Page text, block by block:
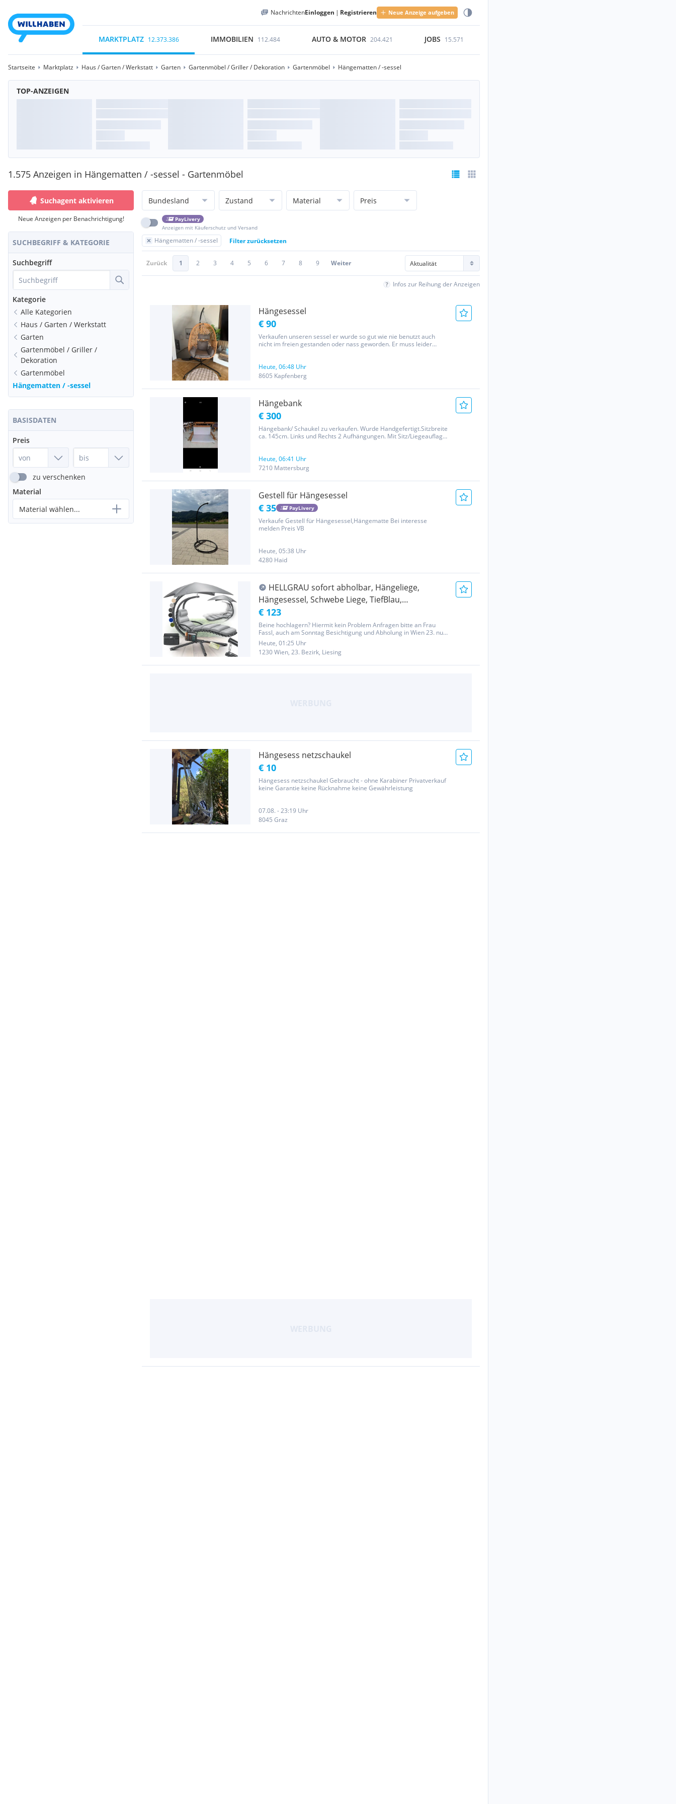
NachrichtenEinloggen | Registrieren Neue Anzeige aufgeben
MARKTPLATZ 12.373.386 IMMOBILIEN 112.484 AUTO & MOTOR 204.421 JOBS 15.571
Startseite Marktplatz Haus / Garten / Werkstatt Garten Gartenmöbel / Griller / Dekoration Gartenmöbel Hängematten / -sessel
TOP-ANZEIGEN
1.575 Anzeigen in Hängematten / -sessel - Gartenmöbel
Suchagent aktivieren
Neue Anzeigen per Benachrichtigung!
SUCHBEGRIFF & KATEGORIE
Suchbegriff
Kategorie
Alle Kategorien
Haus / Garten / Werkstatt
Garten
Gartenmöbel / Griller /
Dekoration
Gartenmöbel
Hängematten / -sessel
BASISDATEN
Preis
zu verschenken
Material
Material wählen...
Bundesland Zustand Material Preis
PayLivery
Anzeigen mit Käuferschutz und Versand
Hängematten / -sessel Filter zurücksetzen
Zurück 1 2 3 4 5 6 7 8 9 Weiter
Infos zur Reihung der Anzeigen
Hängesessel
€ 90
Verkaufen unseren sessel er wurde so gut wie nie benutzt auch
nicht im freien gestanden oder nass geworden. Er muss leider
Heute, 06:48 Uhr
8605 Kapfenberg
Hängebank
€ 300
Hängebank/ Schaukel zu verkaufen. Wurde Handgefertigt.Sitzbreite
ca. 145cm. Links und Rechts 2 Aufhängungen. Mit Sitz/Liegeauflage,
Heute, 06:41 Uhr
7210 Mattersburg
Gestell für Hängesessel
€ 35 PayLivery
Verkaufe Gestell für Hängesessel,Hängematte Bei interesse
melden Preis VB
Heute, 05:38 Uhr
4280 Haid
HELLGRAU sofort abholbar, Hängeliege,
Hängesessel, Schwebe Liege, TiefBlau,
Gartenmöbel
€ 123
Beine hochlagern? Hiermit kein Problem Anfragen bitte an Frau
Fassl, auch am Sonntag Besichtigung und Abholung in Wien 23. nur
1 Stück verfügbar Himmlische Hängeliege, Marke Kesser PROBE
LIEGEN auf meiner Liege möglich neue unbenutzte B-Ware, kann...
Heute, 01:25 Uhr
1230 Wien, 23. Bezirk, Liesing
Hängesess netzschaukel
€ 10
Hängesess netzschaukel Gebraucht - ohne Karabiner Privatverkauf
keine Garantie keine Rücknahme keine Gewährleistung
07.08. - 23:19 Uhr
8045 Graz